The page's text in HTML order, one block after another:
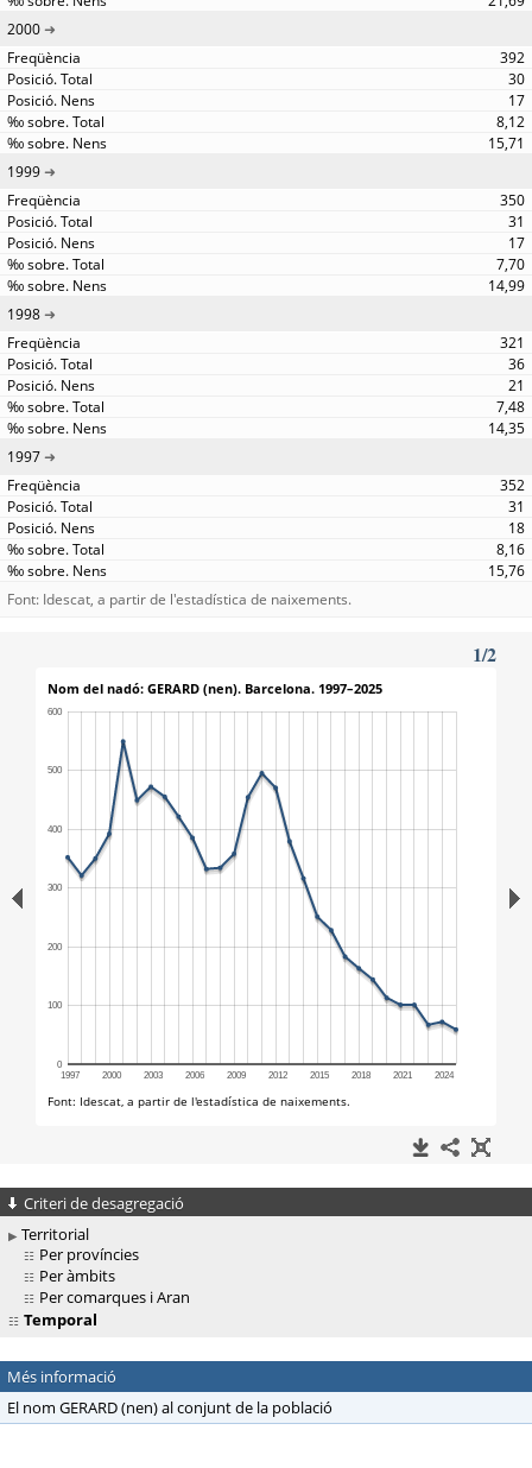
2000
392
30
17
8,12
15,71
1999
350
31
17
7,70
14,99
1998
321
36
21
7,48
14,35
1997
352
31
18
8,16
15,76
Font: Idescat, a partir de l'estadística de naixements.
Criteri de desagregació
Territorial
Per províncies
Per àmbits
Per comarques i Aran
Temporal
Més informació
El nom GERARD (nen) al conjunt de la població